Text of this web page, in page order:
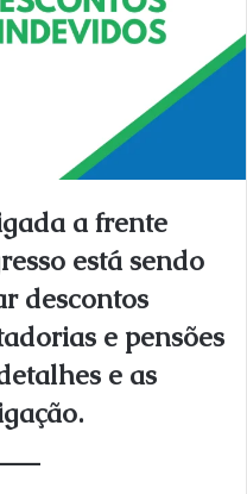
a frente
está sendo
descontos
e pensões
e as